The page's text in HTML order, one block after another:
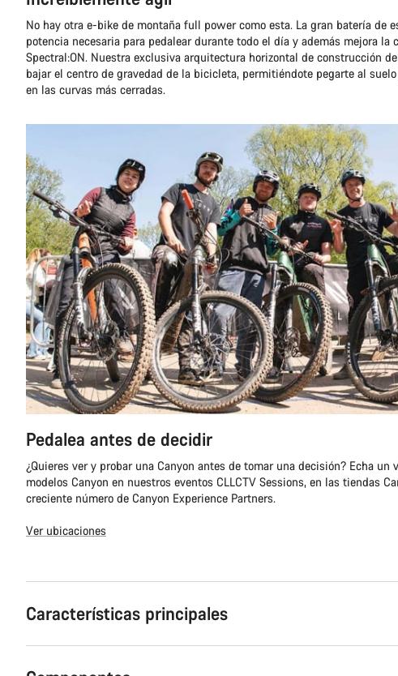
No hay otra e-bike de montaña full power como esta. La gran batería de
potencia necesaria para pedalear durante todo el día y además mejora la
Spectral:ON. Nuestra exclusiva arquitectura horizontal de construcción
bajar el centro de gravedad de la bicicleta, permitiéndote pegarte al
en las curvas más cerradas.
Pedalea antes de decidir
¿Quieres ver y probar una Canyon antes de tomar una decisión? Echa un
modelos Canyon en nuestros eventos CLLCTV Sessions, en las tiendas
creciente número de Canyon Experience Partners.
Ver ubicaciones
Características principales